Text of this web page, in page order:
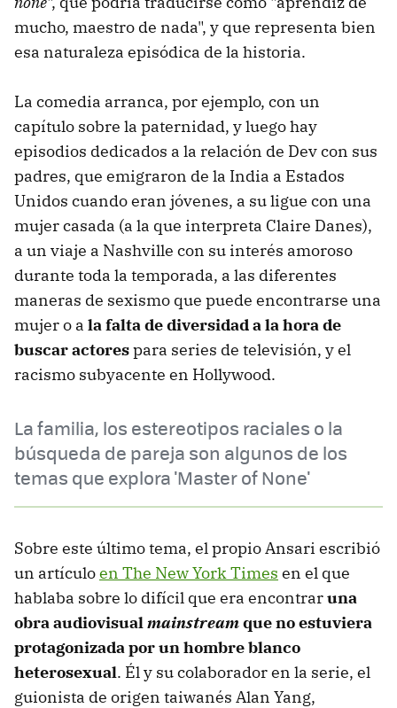
mucho, maestro de nada", y que representa bien
esa naturaleza episódica de la historia.
La comedia arranca, por ejemplo, con un
capítulo sobre la paternidad, y luego hay
episodios dedicados a la relación de Dev con sus
padres, que emigraron de la India a Estados
Unidos cuando eran jóvenes, a su ligue con una
mujer casada (a la que interpreta Claire Danes),
a un viaje a Nashville con su interés amoroso
durante toda la temporada, a las diferentes
maneras de sexismo que puede encontrarse una
mujer o a la falta de diversidad a la hora de
buscar actorespara series de televisión, y el
racismo subyacente en Hollywood.
La familia, los estereotipos raciales o la
búsqueda de pareja son algunos de los
temas que explora 'Master of None'
Sobre este último tema, el propio Ansari escribió
un artículoen The New York Times en el que
hablaba sobre lo difícil que era encontraruna
obra audiovisualmainstreamque no estuviera
protagonizada por un hombre blanco
heterosexual. Él y su colaborador en la serie, el
guionista de origen taiwanés Alan Yang,